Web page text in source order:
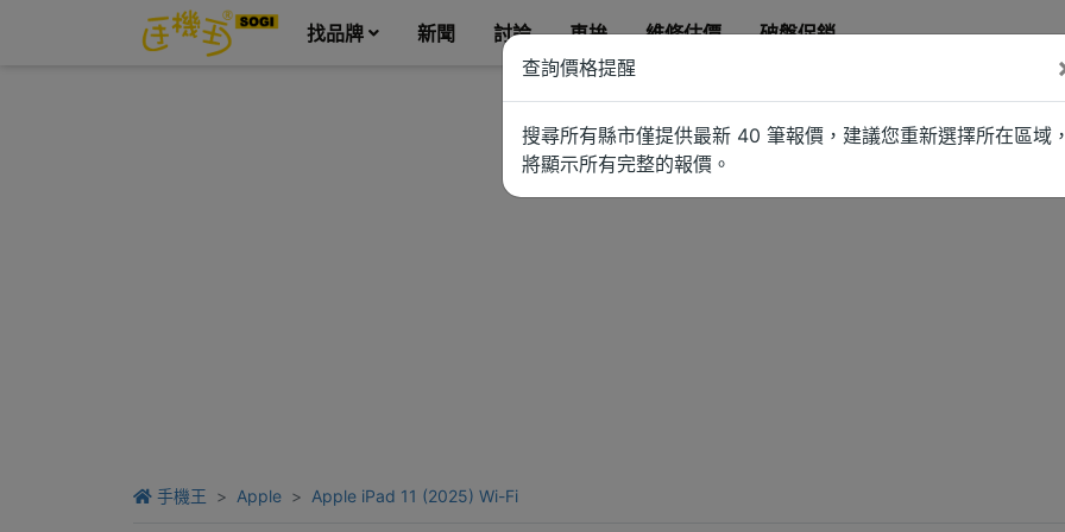
找品牌 新聞 討論 車拚 維修估價 破盤促銷
手機王 Apple Apple iPad 11 (2025) Wi-Fi
查詢價格提醒
搜尋所有縣市僅提供最新 40 筆報價，建議您重新選擇所在區域
將顯示所有完整的報價。